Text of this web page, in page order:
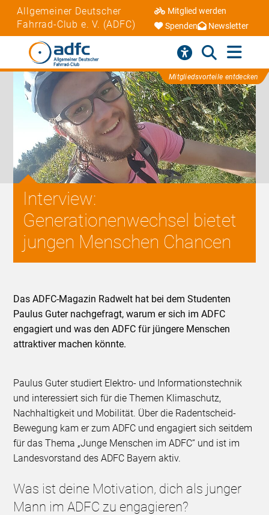
Allgemeiner Deutscher
Fahrrad-Club e. V. (ADFC)
Mitglied werden
Spenden
Newsletter
Mitgliedsvorteile entdecken
Interview:
Generationenwechsel bietet
jungen Menschen Chancen
Das ADFC-Magazin Radwelt hat bei dem Studenten
Paulus Guter nachgefragt, warum er sich im ADFC
engagiert und was den ADFC für jüngere Menschen
attraktiver machen könnte.
Paulus Guter studiert Elektro- und Informationstechnik
und interessiert sich für die Themen Klimaschutz,
Nachhaltigkeit und Mobilität. Über die Radentscheid-
Bewegung kam er zum ADFC und engagiert sich seitdem
für das Thema „Junge Menschen im ADFC“ und ist im
Landesvorstand des ADFC Bayern aktiv.
Was ist deine Motivation, dich als junger
Mann im ADFC zu engagieren?